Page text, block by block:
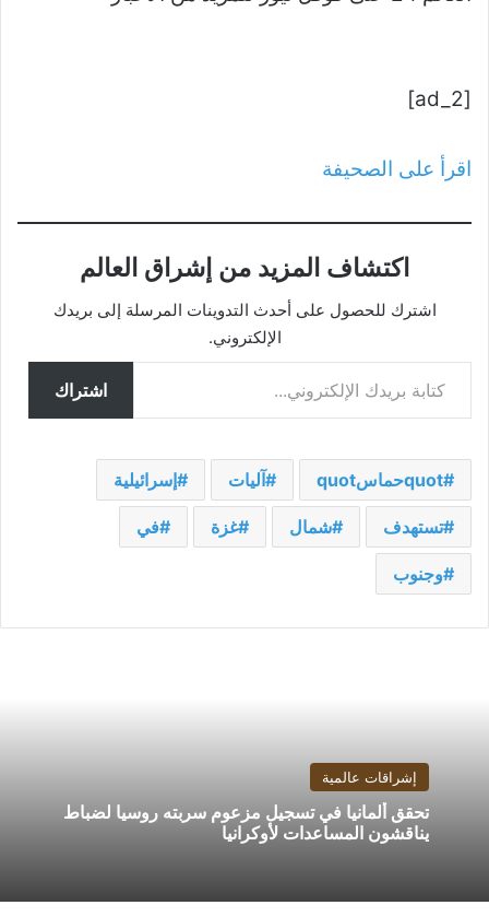
[ad_2]
اقرأ على الصحيفة
اكتشاف المزيد من إشراق العالم
اشترك للحصول على أحدث التدوينات المرسلة إلى بريدك
الإلكتروني.
كتابة بريدك الإلكتروني...
اشتراك
quotحماسquot آليات إسرائيلية
تستهدف شمال غزة في
وجنوب
إشراقات عالمية
تحقق ألمانيا في تسجيل مزعوم سربته روسيا لضباط
يناقشون المساعدات لأوكرانيا